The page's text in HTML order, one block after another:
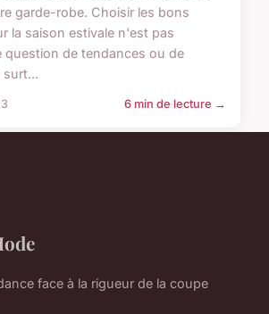
garde-robe. Choisir les bons
la saison estivale n'est pas
question de tendances ou de
surt...
6 min de lecture →
face à la rigueur de la coupe